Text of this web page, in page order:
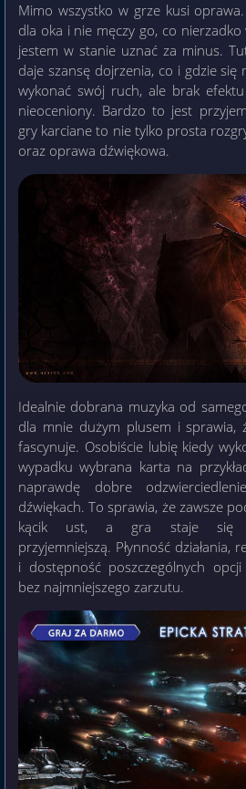
Mimo wszystko w grze kusi
dla oka i nie męczy go, co
jestem w stanie uznać za minus.
daje szansę dojrzenia, co i gdzie się
wykonać swój ruch, ale brak
nieoceniony. Bardzo to jest
gry karciane to nie tylko prosta
oraz oprawa dźwiękowa.
Idealnie dobrana muzyka od
dla mnie dużym plusem i sprawia,
fascynuje. Osobiście lubię kiedy
wypadku wybrana karta na
naprawdę dobre
dźwiękach. To sprawia, że zawsze
kącik ust, a gra staje się
przyjemniejszą. Płynność działania,
i dostępność poszczególnych
bez najmniejszego zarzutu.